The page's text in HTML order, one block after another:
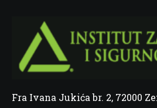
Fra Ivana Jukića br. 2, 72000